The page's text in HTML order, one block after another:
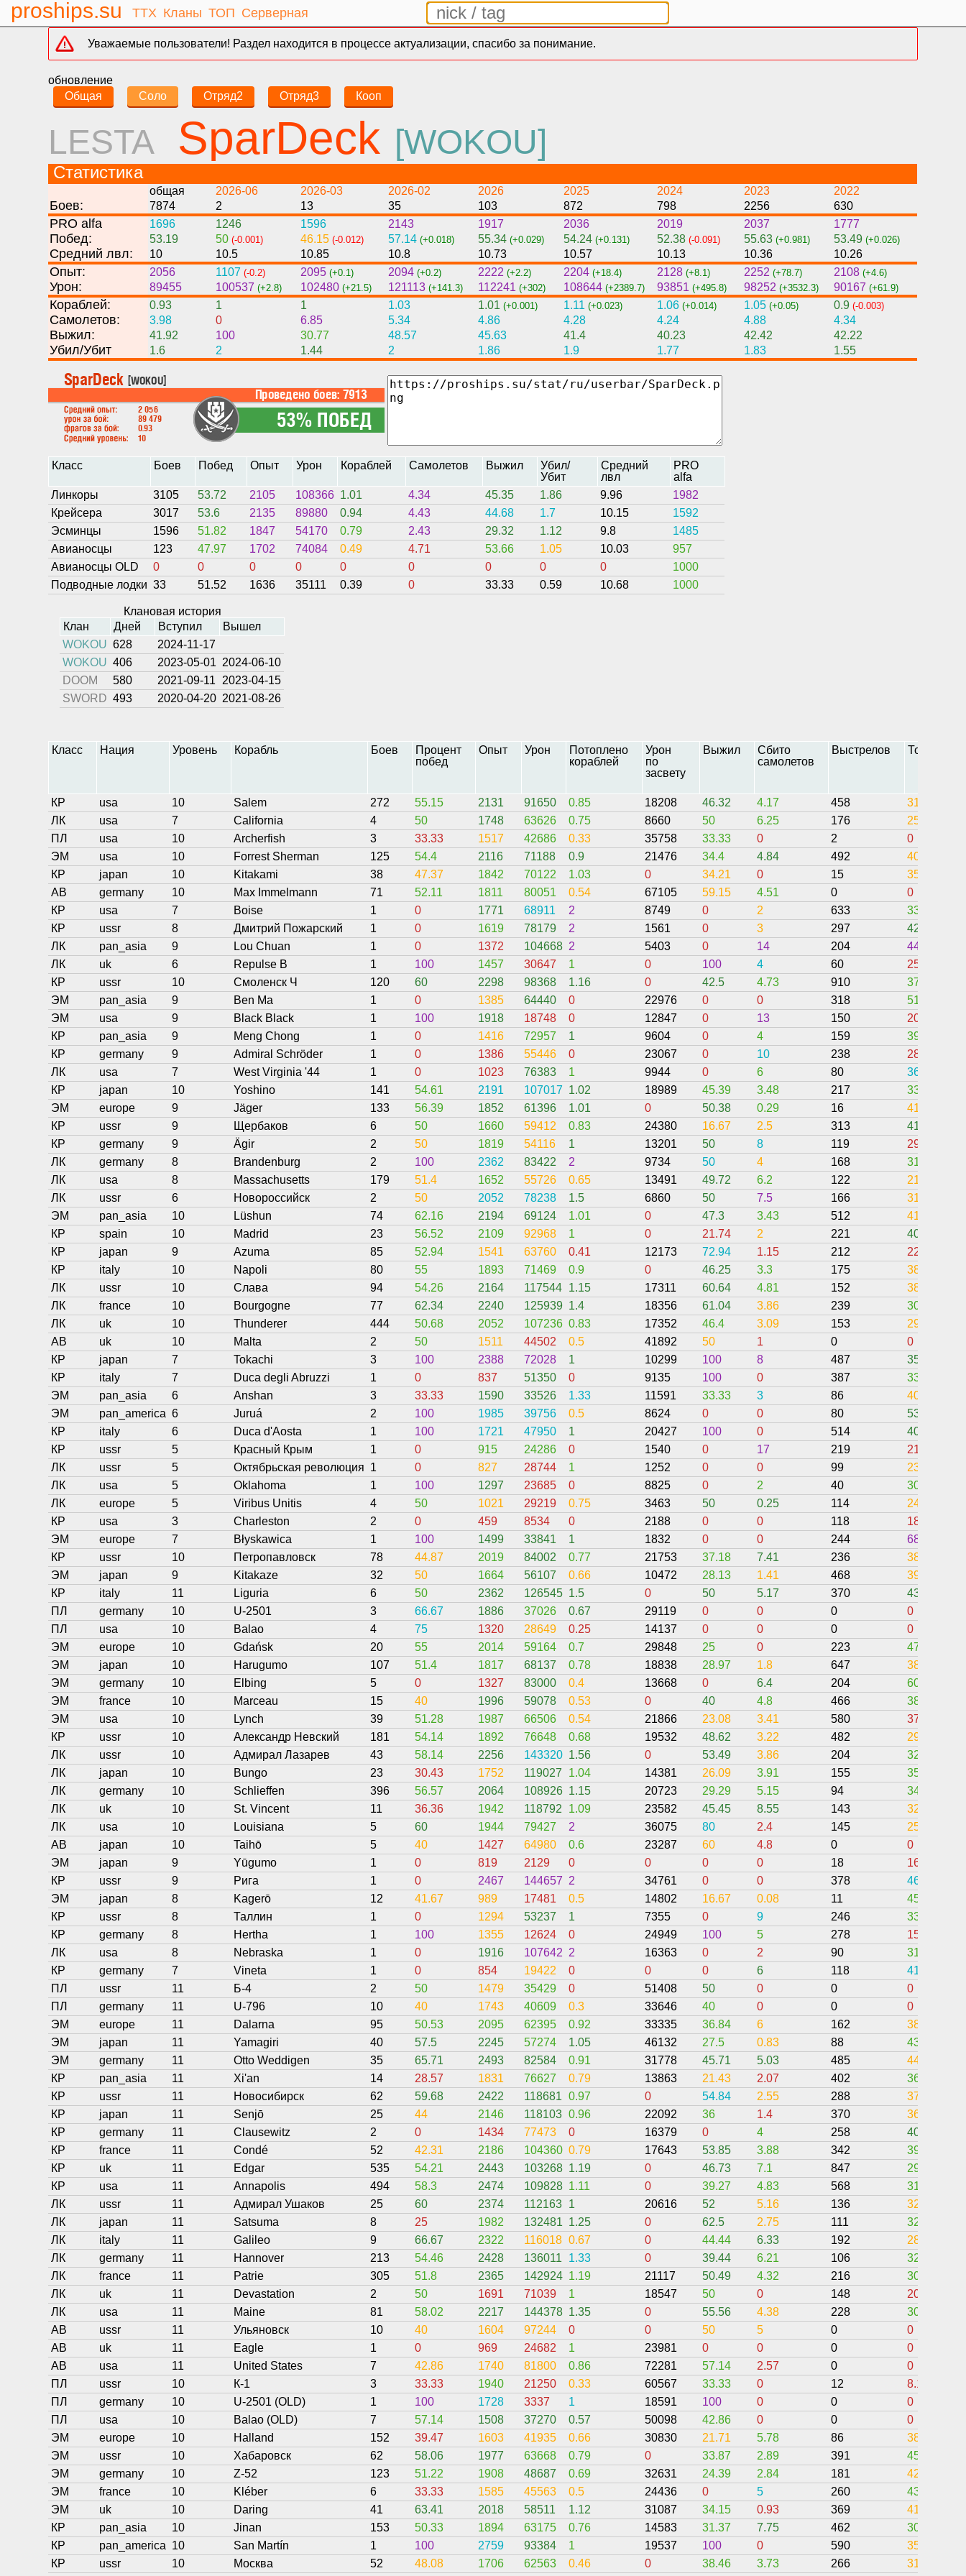
proships.su ТТХ Кланы ТОП Серверная
Уважаемые пользователи! Раздел находится в процессе актуализации, спасибо за понимание.
обновление
Общая
Соло Отряд2 Отряд3 Кооп
LESTA SparDeck [WOKOU]
Статистика
общая 2026-06 2026-03 2026-02 2026 2025 2024 2023 2022
Боев: 7874 2 13 35 103 872 798 2256 630
PRO alfa 1696 1246 1596 2143 1917 2036 2019 2037 1777
Побед: 53.19 50 (-0.001) 46.15 (-0.012) 57.14 (+0.018) 55.34 (+0.029) 54.24 (+0.131) 52.38 (-0.091) 55.63 (+0.981) 53.49 (+0.026)
Средний лвл: 10 10.5 10.85 10.8 10.73 10.57 10.13 10.36 10.26
Опыт: 2056 1107 (-0.2) 2095 (+0.1) 2094 (+0.2) 2222 (+2.2) 2204 (+18.4) 2128 (+8.1) 2252 (+78.7) 2108 (+4.6)
Урон: 89455 100537 (+2.8) 102480 (+21.5) 121113 (+141.3) 112241 (+302) 108644 (+2389.7) 93851 (+495.8) 98252 (+3532.3) 90167 (+61.9)
Кораблей: 0.93 1 1 1.03 1.01 (+0.001) 1.11 (+0.023) 1.06 (+0.014) 1.05 (+0.05) 0.9 (-0.003)
Самолетов: 3.98 0 6.85 5.34 4.86 4.28 4.24 4.88 4.34
Выжил: 41.92 100 30.77 48.57 45.63 41.4 40.23 42.42 42.22
Убил/Убит 1.6 2 1.44 2 1.86 1.9 1.77 1.83 1.55
Класс Боев Побед Опыт Урон Кораблей Самолетов Выжил
Убил/
Убит
Средний
лвл
PRO
alfa
Линкоры
3105 53.72 2105 108366 1.01 4.34 45.35 1.86 9.96
1982
Крейсера
3017 53.6 2135 89880 0.94 4.43 44.68 1.7 10.15
1592
Эсминцы
1596 51.82 1847 54170 0.79 2.43 29.32 1.12 9.8
1485
Авианосцы
123 47.97 1702 74084 0.49 4.71 53.66 1.05 10.03
957
Авианосцы OLD
0 0 0 0 0 0 0 0 0
1000
Подводные лодки 33 51.52 1636 35111 0.39 0 33.33 0.59 10.68 1000
Клановая история
Клан
Дней Вступил
Вышел
WOKOU 628
2024-11-17
WOKOU 406 2023-05-01 2024-06-10
DOOM
580 2021-09-11
2023-04-15
SWORD 493 2020-04-20 2021-08-26
Класс Нация Уровень Корабль Боев
Процент
побед
Опыт Урон
Потоплено
кораблей
Урон
по
засвету
Выжил
Сбито
самолетов
Выстрелов Точность
КР usa 10 Salem 272 55.15 2131 91650 0.85 18208 46.32 4.17 458
31.26
ЛК
usa 7 California 4 50 1748 63626 0.75 8660 50 6.25 176
25.21
ПЛ
usa 10 Archerfish 3 33.33 1517 42686 0.33 35758 33.33 0 2
0
ЭМ
usa 10 Forrest Sherman 125 54.4 2116 71188 0.9 21476 34.4 4.84 492
40.18
КР
japan 10 Kitakami 38 47.37 1842 70122 1.03 0 34.21 0 15
35.08
АВ
germany 10 Max Immelmann 71 52.11 1811 80051 0.54 67105 59.15 4.51 0
0
КР
usa 7 Boise 1 0 1771 68911 2 8749 0 2 633
33.97
КР
ussr 8 Дмитрий Пожарский 1 0 1619 78179 2 1561 0 3 297
42.76
ЛК
pan_asia 9 Lou Chuan 1 0 1372 104668 2 5403 0 14 204
44.12
ЛК
uk 6 Repulse B 1 100 1457 30647 1 0 100 4 60
25
КР
ussr 10 Смоленск Ч 120 60 2298 98368 1.16 0 42.5 4.73 910
37.71
ЭМ
pan_asia 9 Ben Ma 1 0 1385 64440 0 22976 0 0 318
51.26
ЭМ
usa 9 Black Black 1 100 1918 18748 0 12847 0 13 150
20.67
КР
pan_asia 9 Meng Chong 1 0 1416 72957 1 9604 0 4 159
39.62
КР
germany 9 Admiral Schröder 1 0 1386 55446 0 23067 0 10 238
28.99
ЛК
usa 7 West Virginia '44 1 0 1023 76383 1 9944 0 6 80
36.25
КР
japan 10 Yoshino 141 54.61 2191 107017 1.02 18989 45.39 3.48 217
33.28
ЭМ
europe 9 Jäger 133 56.39 1852 61396 1.01 0 50.38 0.29 16
41.05
КР
ussr 9 Щербаков 6 50 1660 59412 0.83 24380 16.67 2.5 313
41.87
КР
germany 9 Ägir 2 50 1819 54116 1 13201 50 8 119
29.54
ЛК
germany 8 Brandenburg 2 100 2362 83422 2 9734 50 4 168
31.85
ЛК
usa 8 Massachusetts 179 51.4 1652 55726 0.65 13491 49.72 6.2 122
21.15
ЛК
ussr 6 Новороссийск 2 50 2052 78238 1.5 6860 50 7.5 166
31.33
ЭМ
pan_asia 10 Lüshun 74 62.16 2194 69124 1.01 0 47.3 3.43 512
41.84
КР
spain 10 Madrid 23 56.52 2109 92968 1 0 21.74 2 221
40.27
КР
japan 9 Azuma 85 52.94 1541 63760 0.41 12173 72.94 1.15 212
22.99
КР
italy 10 Napoli 80 55 1893 71469 0.9 0 46.25 3.3 175
38.58
ЛК
ussr 10 Слава 94 54.26 2164 117544 1.15 17311 60.64 4.81 152
38.24
ЛК
france 10 Bourgogne 77 62.34 2240 125939 1.4 18356 61.04 3.86 239
30.76
ЛК
uk 10 Thunderer 444 50.68 2052 107236 0.83 17352 46.4 3.09 153
29.28
АВ
uk 10 Malta 2 50 1511 44502 0.5 41892 50 1 0
0
КР
japan 7 Tokachi 3 100 2388 72028 1 10299 100 8 487
35.43
КР
italy 7 Duca degli Abruzzi 1 0 837 51350 0 9135 100 0 387
33.33
ЭМ
pan_asia 6 Anshan 3 33.33 1590 33526 1.33 11591 33.33 3 86
40.93
ЭМ
pan_america 6 Juruá 2 100 1985 39756 0.5 8624 0 0 80
53.75
КР
italy 6 Duca d'Aosta 1 100 1721 47950 1 20427 100 0 514
40.66
КР
ussr 5 Красный Крым 1 0 915 24286 0 1540 0 17 219
21.92
ЛК
ussr 5 Октябрьская революция 1 0 827 28744 1 1252 0 0 99
23.23
ЛК
usa 5 Oklahoma 1 100 1297 23685 0 8825 0 2 40
30
ЛК
europe 5 Viribus Unitis 4 50 1021 29219 0.75 3463 50 0.25 114
24.56
КР
usa 3 Charleston 2 0 459 8534 0 2188 0 0 118
18.72
ЭМ
europe 7 Błyskawica 1 100 1499 33841 1 1832 0 0 244
68.03
КР
ussr 10 Петропавловск 78 44.87 2019 84002 0.77 21753 37.18 7.41 236
38.86
ЭМ
japan 9 Kitakaze 32 50 1664 56107 0.66 10472 28.13 1.41 468
39.46
КР
italy 11 Liguria 6 50 2362 126545 1.5 0 50 5.17 370
43.06
ПЛ
germany 10 U-2501 3 66.67 1886 37026 0.67 29119 0 0 0
0
ПЛ
usa 10 Balao 4 75 1320 28649 0.25 14137 0 0 0
0
ЭМ
europe 10 Gdańsk 20 55 2014 59164 0.7 29848 25 0 223
47.29
ЭМ
japan 10 Harugumo 107 51.4 1817 68137 0.78 18838 28.97 1.8 647
38.45
ЭМ
germany 10 Elbing 5 0 1327 83000 0.4 13668 0 6.4 204
60.81
ЭМ
france 10 Marceau 15 40 1996 59078 0.53 0 40 4.8 466
38.18
ЭМ
usa 10 Lynch 39 51.28 1987 66506 0.54 21866 23.08 3.41 580
37.03
КР
ussr 10 Александр Невский 181 54.14 1892 76648 0.68 19532 48.62 3.22 482
29.57
ЛК
ussr 10 Адмирал Лазарев 43 58.14 2256 143320 1.56 0 53.49 3.86 204
32.42
ЛК
japan 10 Bungo 23 30.43 1752 119027 1.04 14381 26.09 3.91 155
35.8
ЛК
germany 10 Schlieffen 396 56.57 2064 108926 1.15 20723 29.29 5.15 94
34.91
ЛК
uk 10 St. Vincent 11 36.36 1942 118792 1.09 23582 45.45 8.55 143
32.76
ЛК
usa 10 Louisiana 5 60 1944 79427 2 36075 80 2.4 145
25.62
АВ
japan 10 Taihō 5 40 1427 64980 0.6 23287 60 4.8 0
0
ЭМ
japan 9 Yūgumo 1 0 819 2129 0 0 0 0 18
16.67
КР
ussr 9 Рига 1 0 2467 144657 2 34761 0 0 378
46.56
ЭМ
japan 8 Kagerō 12 41.67 989 17481 0.5 14802 16.67 0.08 11
45.31
КР
ussr 8 Таллин 1 0 1294 53237 1 7355 0 9 246
33.74
КР
germany 8 Hertha 1 100 1355 12624 0 24949 100 5 278
15.83
ЛК
usa 8 Nebraska 1 0 1916 107642 2 16363 0 2 90
31.11
КР
germany 7 Vineta 1 0 854 19422 0 0 0 6 118
41.53
ПЛ
ussr 11 Б-4 2 50 1479 35429 0 51408 50 0 0
0
ПЛ
germany 11 U-796 10 40 1743 40609 0.3 33646 40 0 0
0
ЭМ
europe 11 Dalarna 95 50.53 2095 62395 0.92 33335 36.84 6 162
38.89
ЭМ
japan 11 Yamagiri 40 57.5 2245 57274 1.05 46132 27.5 0.83 88
43.95
ЭМ
germany 11 Otto Weddigen 35 65.71 2493 82584 0.91 31778 45.71 5.03 485
44.52
КР
pan_asia 11 Xi'an 14 28.57 1831 76627 0.79 13863 21.43 2.07 402
36.02
КР
ussr 11 Новосибирск 62 59.68 2422 118681 0.97 0 54.84 2.55 288
37.84
КР
japan 11 Senjō 25 44 2146 118103 0.96 22092 36 1.4 370
36.26
КР
germany 11 Clausewitz 2 0 1434 77473 0 16379 0 4 258
40.5
КР
france 11 Condé 52 42.31 2186 104360 0.79 17643 53.85 3.88 342
39.61
КР
uk 11 Edgar 535 54.21 2443 103268 1.19 0 46.73 7.1 847
29.67
КР
usa 11 Annapolis 494 58.3 2474 109828 1.11 0 39.27 4.83 568
31.63
ЛК
ussr 11 Адмирал Ушаков 25 60 2374 112163 1 20616 52 5.16 136
32.89
ЛК
japan 11 Satsuma 8 25 1982 132481 1.25 0 62.5 2.75 111
32.51
ЛК
italy 11 Galileo 9 66.67 2322 116018 0.67 0 44.44 6.33 192
28
ЛК
germany 11 Hannover 213 54.46 2428 136011 1.33 0 39.44 6.21 106
32
ЛК
france 11 Patrie 305 51.8 2365 142924 1.19 21117 50.49 4.32 216
30.37
ЛК
uk 11 Devastation 2 50 1691 71039 1 18547 50 0 148
20.61
ЛК
usa 11 Maine 81 58.02 2217 144378 1.35 0 55.56 4.38 228
30.64
АВ
ussr 11 Ульяновск 10 40 1604 97244 0 0 50 5 0
0
АВ
uk 11 Eagle 1 0 969 24682 1 23981 0 0 0
0
АВ
usa 11 United States 7 42.86 1740 81800 0.86 72281 57.14 2.57 0
0
ПЛ
ussr 10 К-1 3 33.33 1940 21250 0.33 60567 33.33 0 12
8.11
ПЛ
germany 10 U-2501 (OLD) 1 100 1728 3337 1 18591 100 0 0
0
ПЛ
usa 10 Balao (OLD) 7 57.14 1508 37270 0.57 50098 42.86 0 0
0
ЭМ
europe 10 Halland 152 39.47 1603 41935 0.66 30830 21.71 5.78 86
38.63
ЭМ
ussr 10 Хабаровск 62 58.06 1977 63668 0.79 0 33.87 2.89 391
45.59
ЭМ
germany 10 Z-52 123 51.22 1908 48687 0.69 32631 24.39 2.84 181
42.94
ЭМ
france 10 Kléber 6 33.33 1585 45563 0.5 24436 0 5 260
43.59
ЭМ
uk 10 Daring 41 63.41 2018 58511 1.12 31087 34.15 0.93 369
41.82
КР
pan_asia 10 Jinan 153 50.33 1894 63175 0.76 14583 31.37 7.75 462
30.67
КР
pan_america 10 San Martín 1 100 2759 93384 1 19537 100 0 590
35.59
КР
ussr 10 Москва 52 48.08 1706 62563 0.46 0 38.46 3.73 266
31.42